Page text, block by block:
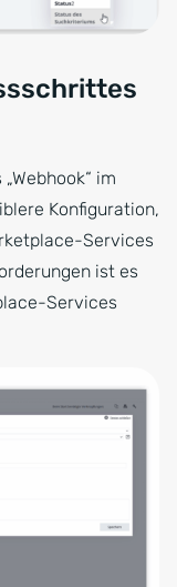
im
Konfiguration,
Services
ist es
Services